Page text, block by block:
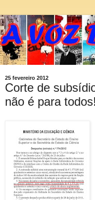
25 fevereiro 2012
Corte de
não é para todos!